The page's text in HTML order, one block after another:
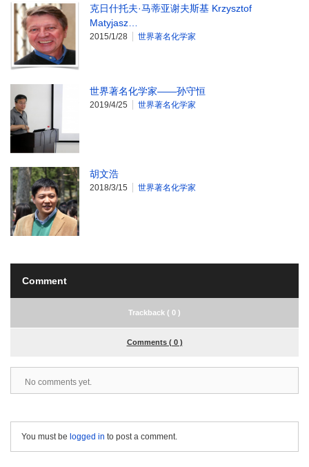
克日什托夫·马蒂亚谢夫斯基 Krzysztof
Matyjasz…
2015/1/28 世界著名化学家
世界著名化学家——孙守恒
2019/4/25 世界著名化学家
胡文浩
2018/3/15 世界著名化学家
Comment
Trackback ( 0 )
Comments ( 0 )
No comments yet.
You must be logged in to post a comment.